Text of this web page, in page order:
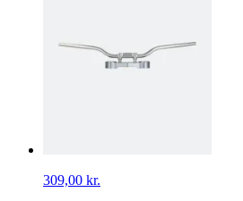
309,00 kr.